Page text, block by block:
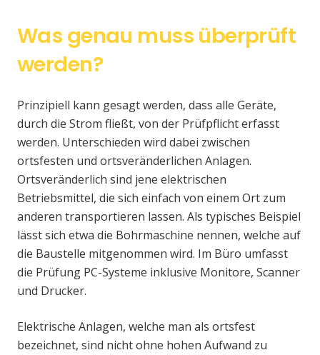
Was genau muss überprüft
werden?
Prinzipiell kann gesagt werden, dass alle Geräte,
durch die Strom fließt, von der Prüfpflicht erfasst
werden. Unterschieden wird dabei zwischen
ortsfesten und ortsveränderlichen Anlagen.
Ortsveränderlich sind jene elektrischen
Betriebsmittel, die sich einfach von einem Ort zum
anderen transportieren lassen. Als typisches Beispiel
lässt sich etwa die Bohrmaschine nennen, welche auf
die Baustelle mitgenommen wird. Im Büro umfasst
die Prüfung PC-Systeme inklusive Monitore, Scanner
und Drucker.
Elektrische Anlagen, welche man als ortsfest
bezeichnet, sind nicht ohne hohen Aufwand zu